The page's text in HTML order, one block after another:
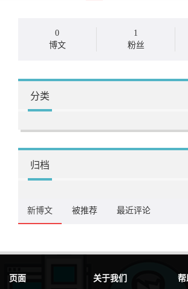
0
博文
1
粉丝
分类
归档
新博文 被推荐 最近评论
页面 关于我们 帮